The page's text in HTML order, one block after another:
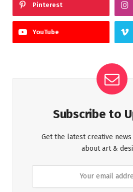
Pinterest
YouTube
Subscribe to
Get the latest creative
about art &